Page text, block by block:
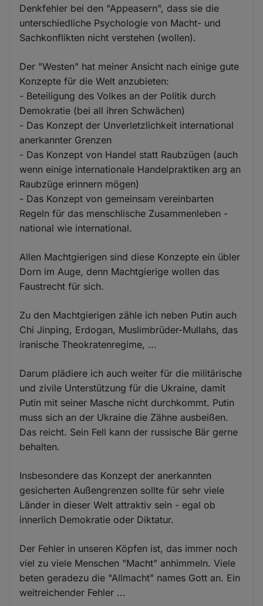
Denkfehler bei den "Appeasern", dass sie die
unterschiedliche Psychologie von Macht- und
Sachkonflikten nicht verstehen (wollen).
Der "Westen" hat meiner Ansicht nach einige gute
Konzepte für die Welt anzubieten:
- Beteiligung des Volkes an der Politik durch
Demokratie (bei all ihren Schwächen)
- Das Konzept der Unverletzlichkeit international
anerkannter Grenzen
- Das Konzept von Handel statt Raubzügen (auch
wenn einige internationale Handelpraktiken arg an
Raubzüge erinnern mögen)
- Das Konzept von gemeinsam vereinbarten
Regeln für das menschlische Zusammenleben -
national wie international.
Allen Machtgierigen sind diese Konzepte ein übler
Dorn im Auge, denn Machtgierige wollen das
Faustrecht für sich.
Zu den Machtgierigen zähle ich neben Putin auch
Chi Jinping, Erdogan, Muslimbrüder-Mullahs, das
iranische Theokratenregime, ...
Darum plädiere ich auch weiter für die militärische
und zivile Unterstützung für die Ukraine, damit
Putin mit seiner Masche nicht durchkommt. Putin
muss sich an der Ukraine die Zähne ausbeißen.
Das reicht. Sein Fell kann der russische Bär gerne
behalten.
Insbesondere das Konzept der anerkannten
gesicherten Außengrenzen sollte für sehr viele
Länder in dieser Welt attraktiv sein - egal ob
innerlich Demokratie oder Diktatur.
Der Fehler in unseren Köpfen ist, das immer noch
viel zu viele Menschen "Macht" anhimmeln. Viele
beten geradezu die "Allmacht" names Gott an. Ein
weitreichender Fehler ...